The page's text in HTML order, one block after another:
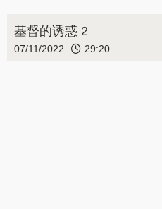
基督的诱惑 2
07/11/2022 29:20